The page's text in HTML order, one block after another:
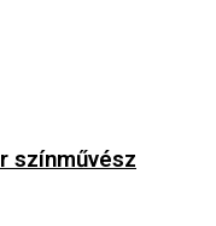
színművész